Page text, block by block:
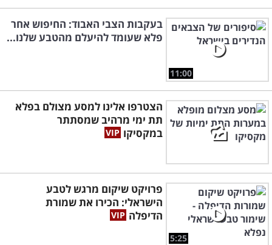
11:00
בעקבות הצבי האבוד: החיפוש אחר
פלא שעומד להיעלם מהטבע שלנו...
הצטרפו אלינו למסע מצולם בפלא
תת ימי מרהיב שמסתתר
במקסיקו
5:25
פרויקט שיקום מרגש לטבע
הישראלי: הכירו את שמורת
הדיפלה